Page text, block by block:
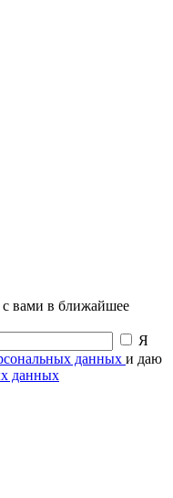
с вами в ближайшее
Я
данных и даю
данных